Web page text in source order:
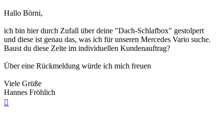
Hallo Börni,
ich bin hier durch Zufall über deine "Dach-Schlafbox" gestolpert
und diese ist genau das, was ich für unseren Mercedes Vario suche.
Baust du diese Zelte im individuellen Kundenauftrag?
Über eine Rückmeldung würde ich mich freuen
Viele Grüße
Hannes Fröhlich